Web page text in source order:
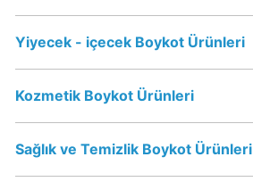
boykot
mu?
Nesquik
Yiyecek - içecek Boykot Ürünleri
Kozmetik Boykot Ürünleri
Sağlık ve Temizlik Boykot Ürünleri